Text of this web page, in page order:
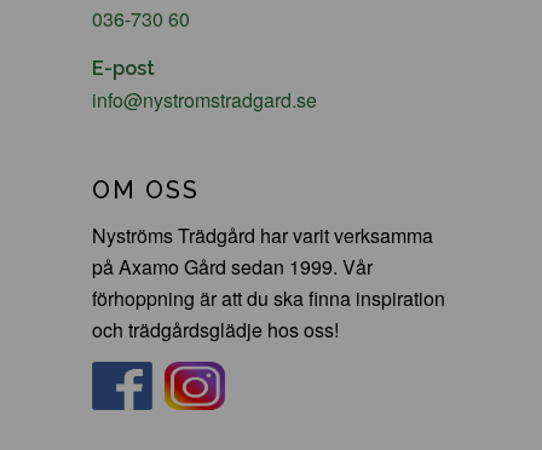
036-730 60
E-post
info@nystromstradgard.se
OM OSS
Nyströms Trädgård har varit verksamma
på Axamo Gård sedan 1999. Vår
förhoppning är att du ska finna inspiration
och trädgårdsglädje hos oss!